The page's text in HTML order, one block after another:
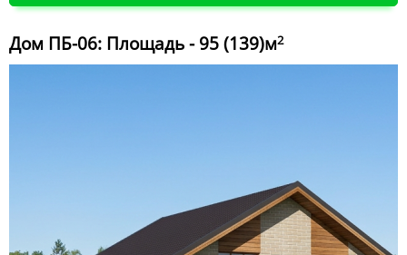
Дом ПБ-06: Площадь - 95 (139)м2